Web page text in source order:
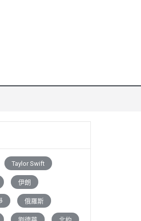
Taylor Swift
伊朗
俄羅斯